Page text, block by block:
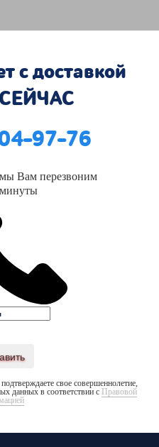
с доставкой
97-76
мы Вам перезвоним
минуты
свое совершеннолетие,
данных в соответствии с Правовой